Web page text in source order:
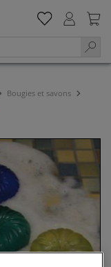
Bougies et savons